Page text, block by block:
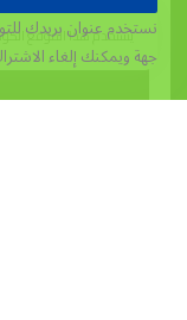
يستخدم هذا الموقع
نستخدم عنوان بريدك
جهةويمكنك إلغاء